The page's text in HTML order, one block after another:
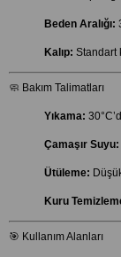
Beden Aralığı:
Kalıp: Standart
🧼 Bakım Talimatları
Yıkama:
Çamaşır Suyu:
Ütüleme:
Kuru
🎯 Kullanım Alanları